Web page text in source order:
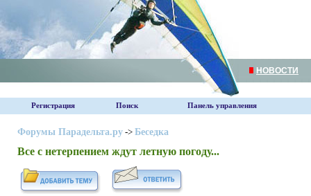
НОВОСТИ
Регистрация Поиск Панель управления
Форумы Парадельта.ру-> Беседка
Все с нетерпением ждут летную погоду...